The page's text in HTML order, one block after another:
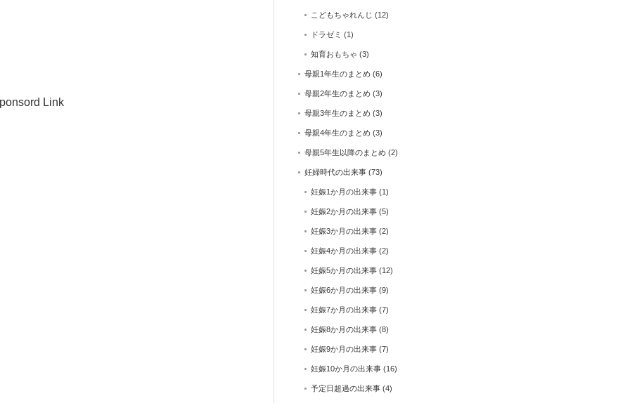
Link
こどもちゃれんじ (12)
ドラゼミ (1)
知育おもちゃ (3)
母親1年生のまとめ (6)
母親2年生のまとめ (3)
母親3年生のまとめ (3)
母親4年生のまとめ (3)
母親5年生以降のまとめ (2)
妊婦時代の出来事 (73)
妊娠1か月の出来事 (1)
妊娠2か月の出来事 (5)
妊娠3か月の出来事 (2)
妊娠4か月の出来事 (2)
妊娠5か月の出来事 (12)
妊娠6か月の出来事 (9)
妊娠7か月の出来事 (7)
妊娠8か月の出来事 (8)
妊娠9か月の出来事 (7)
妊娠10か月の出来事 (16)
予定日超過の出来事 (4)